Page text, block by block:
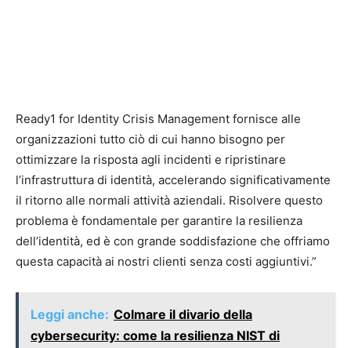
Ready1 for Identity Crisis Management fornisce alle
organizzazioni tutto ciò di cui hanno bisogno per
ottimizzare la risposta agli incidenti e ripristinare
l’infrastruttura di identità, accelerando significativamente
il ritorno alle normali attività aziendali. Risolvere questo
problema è fondamentale per garantire la resilienza
dell’identità, ed è con grande soddisfazione che offriamo
questa capacità ai nostri clienti senza costi aggiuntivi.”
Leggi anche: Colmare il divario della
cybersecurity: come la resilienza NIST di